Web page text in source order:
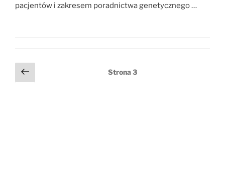
pacjentów i zakresem poradnictwa genetycznego …
Stronicowanie
strona
Strona3